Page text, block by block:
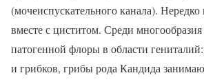
(мочеиспускательного канала). Нередко
вместе с циститом. Среди
патогенной флоры в области
и грибков, грибы рода Кандида